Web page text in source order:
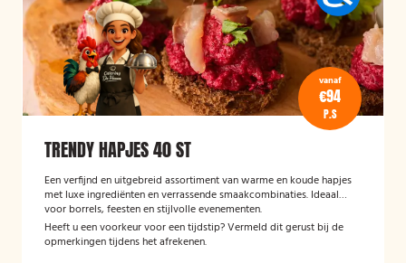
vanaf
€94
P.S
TRENDY HAPJES 40 ST
Een verfijnd en uitgebreid assortiment van warme en koude hapjes
met luxe ingrediënten en verrassende smaakcombinaties. Ideaal
voor borrels, feesten en stijlvolle evenementen.
Heeft u een voorkeur voor een tijdstip? Vermeld dit gerust bij de
opmerkingen tijdens het afrekenen.